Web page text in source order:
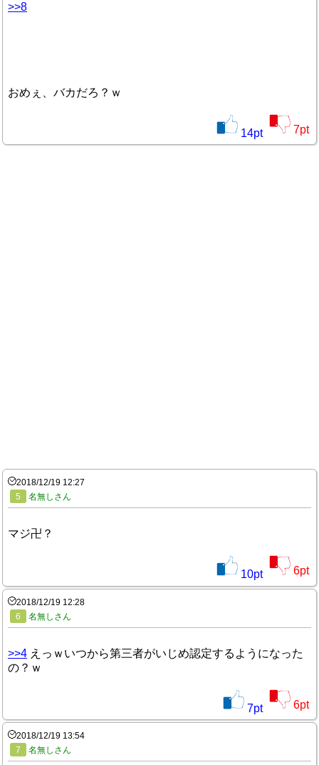
>>8
おめぇ、バカだろ？ｗ
14pt 7pt
2018/12/19 12:27
5
名無しさん
マジ卍？
10pt 6pt
2018/12/19 12:28
6
名無しさん
>>4 えっｗいつから第三者がいじめ認定するようになった
の？ｗ
7pt 6pt
2018/12/19 13:54
7
名無しさん